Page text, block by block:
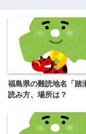
福島県の難読地名「踏
読み方、場所は？